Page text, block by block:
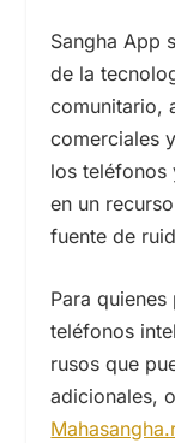
Sangha App
de la
comunitario,
comerciales
los teléfonos
en un
fuente de
Para
teléfonos
rusos que
adicionales,